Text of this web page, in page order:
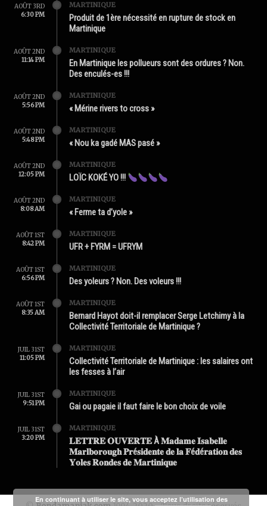
AOÛT 3RD
6:30 PM
MARTINIQUE
Produit de 1ère nécessité en rupture de stock en
Martinique
AOÛT 2ND
11:14 PM
MARTINIQUE
En Martinique les pollueurs sont des ordures ? Non.
Des enculés-es !!!
AOÛT 2ND
5:56 PM
MARTINIQUE
« Mérine rivers to cross »
AOÛT 2ND
5:48 PM
MARTINIQUE
« Nou ka gadé MAS pasé »
AOÛT 2ND
12:05 PM
MARTINIQUE
LOÏC KOKÉ YO !!!
AOÛT 2ND
8:08 AM
MARTINIQUE
« Ferme ta d’yole »
AOÛT 1ST
8:42 PM
MARTINIQUE
UFR + FYRM = UFRYM
AOÛT 1ST
6:56 PM
MARTINIQUE
Des yoleurs ? Non. Des voleurs !!!
AOÛT 1ST
8:35 AM
MARTINIQUE
Bernard Hayot doit-il remplacer Serge Letchimy à la
Collectivité Territoriale de Martinique ?
JUIL 31ST
11:05 PM
MARTINIQUE
Collectivité Territoriale de Martinique : les salaires ont
les fesses à l’air
JUIL 31ST
9:51 PM
MARTINIQUE
Gai ou pagaie il faut faire le bon choix de voile
JUIL 31ST
3:20 PM
MARTINIQUE
𝐋𝐄𝐓𝐓𝐑𝐄 𝐎𝐔𝐕𝐄𝐑𝐓𝐄 À 𝐌𝐚𝐝𝐚𝐦𝐞 𝐈𝐬𝐚𝐛𝐞𝐥𝐥𝐞
𝐌𝐚𝐫𝐥𝐛𝐨𝐫𝐨𝐮𝐠𝐡 𝐏𝐫é𝐬𝐢𝐝𝐞𝐧𝐭𝐞 𝐝𝐞 𝐥𝐚 𝐅é𝐝é𝐫𝐚𝐭𝐢𝐨𝐧 𝐝𝐞𝐬
𝐘𝐨𝐥𝐞𝐬 𝐑𝐨𝐧𝐝𝐞𝐬 𝐝𝐞 𝐌𝐚𝐫𝐭𝐢𝐧𝐢𝐪𝐮𝐞
En continuant à utiliser le site, vous acceptez l’utilisation des